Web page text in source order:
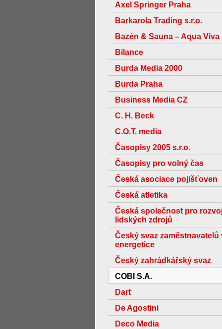
Axel Springer Praha
Barkarola Trading s.r.o.
Bazén & Sauna – Aqua Viva
Bilance
Burda Media 2000
Burda Praha
Business Media CZ
C. H. Beck
C.O.T. media
Časopisy 2005 s.r.o.
Časopisy pro volný čas
Česká asociace pojišťoven
Česká atletika
Česká společnost pro
lidských zdrojů
Český svaz zaměstnavatelů
energetice
Český zahrádkářský svaz
COBI S.A.
Dart
De Agostini
Deco Media